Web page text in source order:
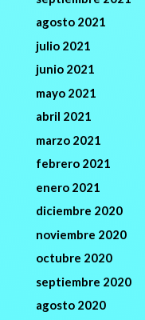
agosto 2021
julio 2021
junio 2021
mayo 2021
abril 2021
marzo 2021
febrero 2021
enero 2021
diciembre 2020
noviembre 2020
octubre 2020
septiembre 2020
agosto 2020